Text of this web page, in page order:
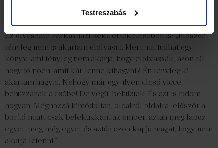
Testreszabás
állítja azt, aki mégis megpróbál végig érni rajta.
A kötet a Bookline Kids szakmai zsűrijét is próbára tette.
Ez olvasható Farkasházi Réka értékelésében is: „Először
tényleg nem is akartam elolvasni. Mert mit tudhat egy
könyv, ami tényleg nem akarja, hogy elolvassák, azon túl,
hogy jó poén, amit kár lenne kihagyni? Én tényleg ki
akartam hagyni. Nehogy már egy ilyen olcsó viccel
behúzzanak a csőbe! De végül behúztak. És azt is tudom,
hogyan. Méghozzá kimódoltan, oldalról oldalra; először a
borító miatt csak belekukkant az ember, aztán meg lapoz
egyet, meg még egyet és aztán azon kapja magát, hogy nem
akarja letenni.”